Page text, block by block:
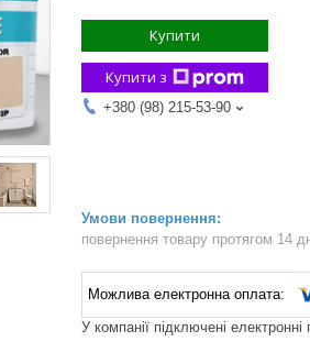
Купити
Купити з
+380 (98) 215-53-90
повернення товару протягом 14
У компанії підключені